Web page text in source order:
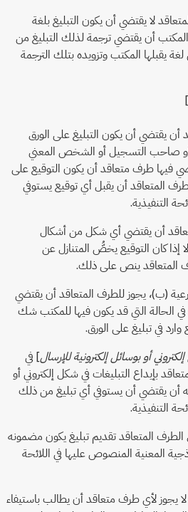
لا يقتضي أن يكون التبليغ بلغة
المكتب أن يقتضي ترجمة لذلك التبليغ من
يقبلها المكتب وتزويده بتلك الترجمة
]
يقتضي أن يكون التبليغ على الورق
صاحب التسجيل أو الشخص المعني
فيها طرف متعاقد أن يكون التوقيع على
المتعاقد أن يقبل أي توقيع يستوفي
التنفيذية.
أن يقتضي أي شكل من أشكال
إذا كان التوقيع يخصُّ المتنازل عن
المتعاقد ينص على ذلك.
(ب)، يجوز للطرف المتعاقد أن يقتضي
في الحالة التي قد يكون فيها للمكتب شك
في تبليغ على الورق.
أو بوسائل إلكترونية للإرسال] في
بإيداع التبليغات في شكل إلكتروني أو
له أن يقتضي أن يستوفي أي تبليغ من ذلك
التنفيذية.
الطرف المتعاقد تقديم تبليغ يكون مضمونه
المعنية المنصوص عليها في اللائحة
يجوز لأي طرف متعاقد أن يطالب باستيفاء